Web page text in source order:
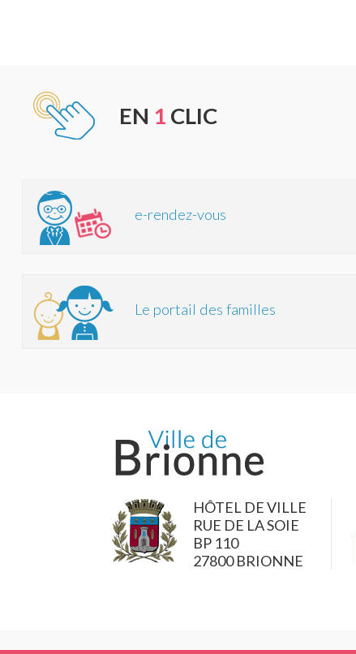
EN 1 CLIC
e-rendez-vous
Le portail des familles
HÔTEL DE VILLE
RUE DE LA SOIE
BP 110
27800 BRIONNE